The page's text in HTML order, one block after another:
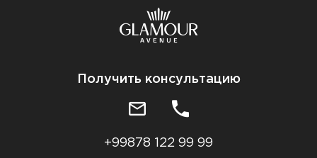
Получить консультацию
+99878 122 99 99